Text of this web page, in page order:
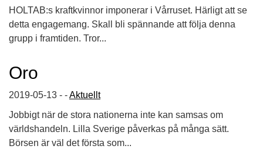
HOLTAB:s kraftkvinnor imponerar i Vårruset. Härligt att se
detta engagemang. Skall bli spännande att följa denna
grupp i framtiden. Tror...
Oro
2019-05-13 - -Aktuellt
Jobbigt när de stora nationerna inte kan samsas om
världshandeln. Lilla Sverige påverkas på många sätt.
Börsen är väl det första som...